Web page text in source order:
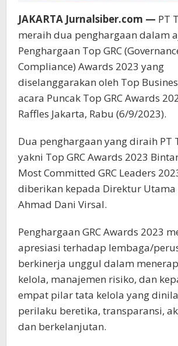
JAKARTA Jurnalsiber.com — PT
meraih dua penghargaan dalam
Penghargaan Top GRC
Compliance) Awards 2023 yang
diselanggarakan oleh Top
acara Puncak Top GRC Awards
Raffles Jakarta, Rabu (6/9/2023).
Dua penghargaan yang diraih PT
yakni Top GRC Awards 2023
Most Committed GRC Leaders
diberikan kepada Direktur Utama
Ahmad Dani Virsal.
Penghargaan GRC Awards 2023
apresiasi terhadap lembaga/
berkinerja unggul dalam
kelola, manajemen risiko, dan
empat pilar tata kelola yang
perilaku beretika, transparansi,
dan berkelanjutan.